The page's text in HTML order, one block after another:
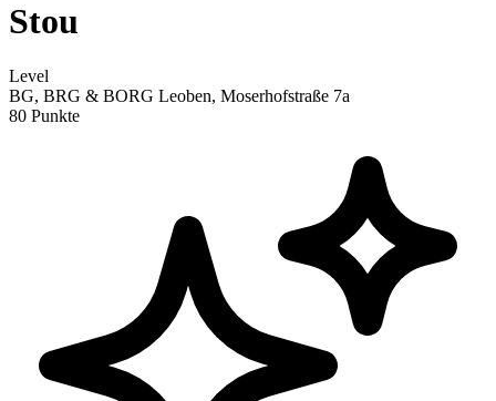
Stou
Level
BG, BRG & BORG Leoben, Moserhofstraße 7a
80 Punkte